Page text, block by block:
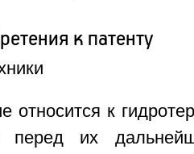
к патенту
относится к
перед их